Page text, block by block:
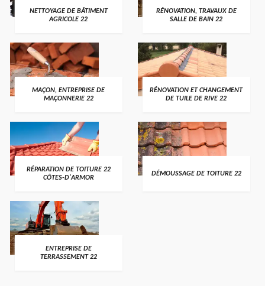
NETTOYAGE DE BÂTIMENT
AGRICOLE 22
RÉNOVATION, TRAVAUX DE
SALLE DE BAIN 22
MAÇON, ENTREPRISE DE
MAÇONNERIE 22
RÉNOVATION ET CHANGEMENT
DE TUILE DE RIVE 22
RÉPARATION DE TOITURE 22
CÔTES-D'ARMOR
DÉMOUSSAGE DE TOITURE 22
ENTREPRISE DE
TERRASSEMENT 22